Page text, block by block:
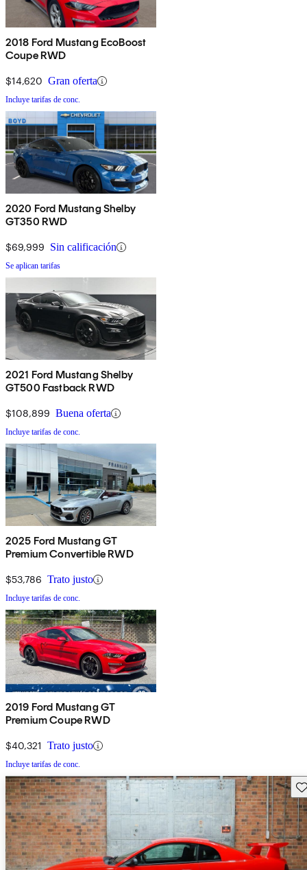
2018 Ford Mustang EcoBoost
Coupe RWD
$14,620 Gran oferta
Incluye tarifas de conc.
2020 Ford Mustang Shelby
GT350 RWD
$69,999 Sin calificación
Se aplican tarifas
2021 Ford Mustang Shelby
GT500 Fastback RWD
$108,899 Buena oferta
Incluye tarifas de conc.
2025 Ford Mustang GT
Premium Convertible RWD
$53,786 Trato justo
Incluye tarifas de conc.
2019 Ford Mustang GT
Premium Coupe RWD
$40,321 Trato justo
Incluye tarifas de conc.